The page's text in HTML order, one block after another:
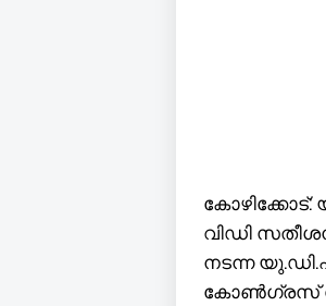
വിഡി
നടന്ന
കോണ്‍ഗ്രസ്